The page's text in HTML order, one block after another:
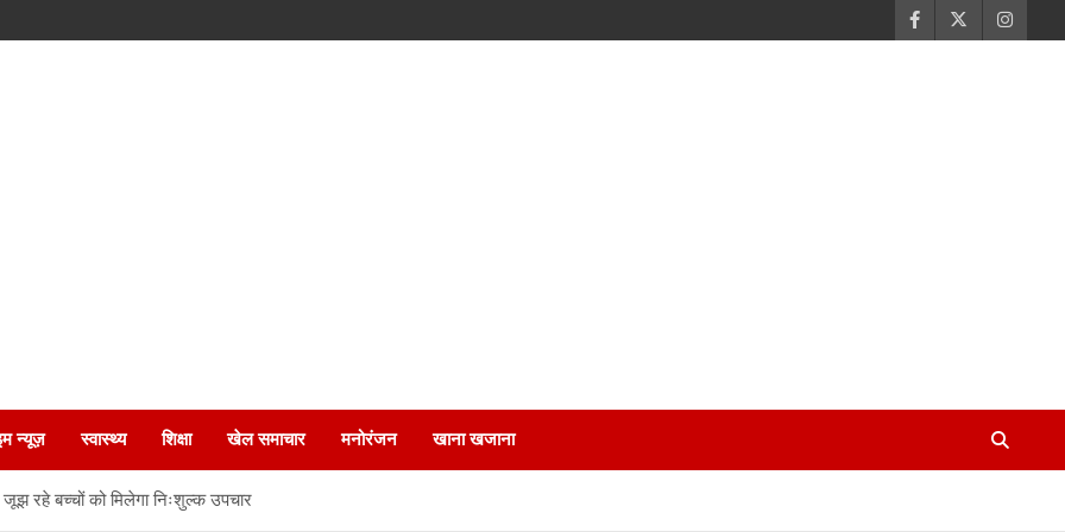
न्यूज़ स्वास्थ्य शिक्षा खेल समाचार मनोरंजन खाना खजाना
रहे बच्चों को मिलेगा निःशुल्क उपचार